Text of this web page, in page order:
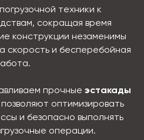
техники к
сокращая время
конструкции незаменимы
скорость и бесперебойная
прочные эстакады
оптимизировать
и безопасно выполнять
операции.